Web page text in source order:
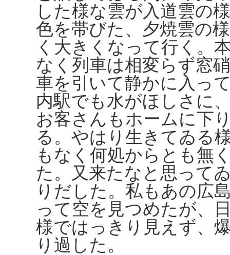
した様な雲が入道雲の
色を帯びた、夕焼雲の
く大きくなって行く。
なく列車は相変らず窓
車を引いて静かに入っ
内駅でも水がほしさに
お客さんもホームに下
る。やはり生きてゐる
もなく何処からとも無
た。又来たなと思って
りだした。私もあの広
って空を見つめたが、
様ではっきり見えず、
り過した。